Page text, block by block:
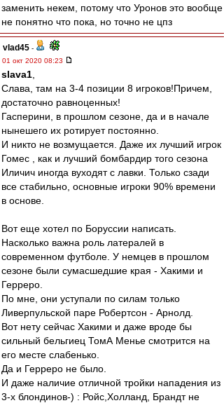
заменить некем, потому что Уронов это вообще
не понятно что пока, но точно не цпз
vlad45 -
01 окт 2020 08:23
slava1
Слава, там на 3-4 позиции 8 игроков!Причем,
достаточно равноценных!
Гасперини, в прошлом сезоне, да и в начале
нынешего их ротирует постоянно.
И никто не возмущается. Даже их лучший игрок
Гомес , как и лучший бомбардир того сезона
Иличич иногда вуходят с лавки. Только сзади
все стабильно, основные игроки 90% времени
в основе.
Вот еще хотел по Боруссии написать.
Насколько важна роль латералей в
современном футболе. У немцев в прошлом
сезоне были сумасшедшие края - Хакими и
Герреро.
По мне, они уступали по силам только
Ливерпульской паре Робертсон - Арнолд.
Вот нету сейчас Хакими и даже вроде бы
сильный бельгиец ТомА Менье смотрится на
его месте слабенько.
Да и Герреро не было.
И даже наличие отличной тройки нападения из
3-х блондинов-) : Ройс,Холланд, Брандт не